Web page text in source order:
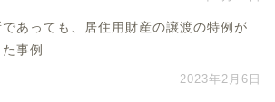
あっても、居住用財産の譲渡の特例が
事例
2023年2月6日